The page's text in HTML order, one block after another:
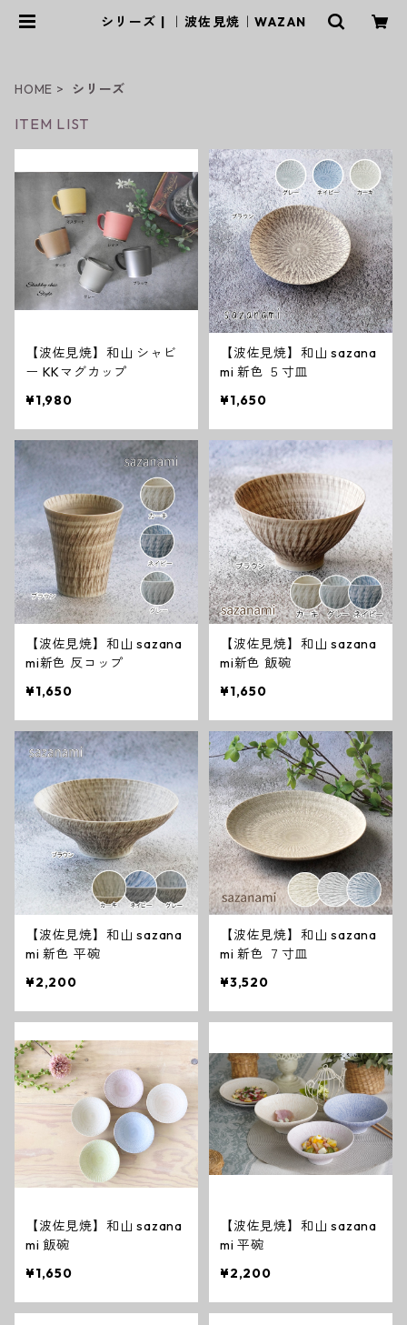
シリーズ | ｜波佐見焼｜WAZAN
HOME シリーズ
ITEM LIST
【波佐見焼】和山 シャビ
ー KKマグカップ
¥1,980
【波佐見焼】和山 sazana
mi 新色 ５寸皿
¥1,650
【波佐見焼】和山 sazana
mi新色 反コップ
¥1,650
【波佐見焼】和山 sazana
mi新色 飯碗
¥1,650
【波佐見焼】和山 sazana
mi 新色 平碗
¥2,200
【波佐見焼】和山 sazana
mi 新色 ７寸皿
¥3,520
【波佐見焼】和山 sazana
mi 飯碗
¥1,650
【波佐見焼】和山 sazana
mi 平碗
¥2,200